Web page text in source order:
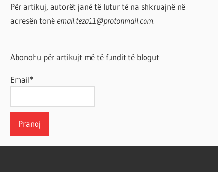
Për artikuj, autorët janë të lutur të na shkruajnë në
adresën tonë email.teza11@protonmail.com.
Abonohu për artikujt më të fundit të blogut
Email*